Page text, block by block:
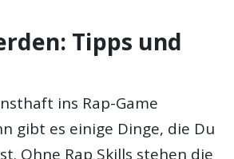
Tipps und
ins Rap-Game
gibt es einige Dinge, die Du
Ohne Rap Skills stehen die